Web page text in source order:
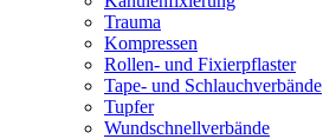
Trauma
Kompressen
Rollen- und Fixierpflaster
Tape- und Schlauchverbände
Tupfer
Wundschnellverbände